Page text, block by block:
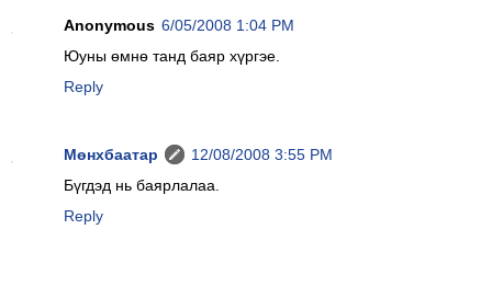
Anonymous 6/05/2008 1:04 PM
Юуны өмнө танд баяр хүргэе.
Reply
Мөнхбаатар
12/08/2008 3:55 PM
Бүгдэд нь баярлалаа.
Reply